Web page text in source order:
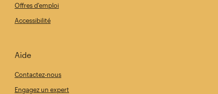
Offres d'emploi
Accessibilité
Aide
Contactez-nous
Engagez un expert